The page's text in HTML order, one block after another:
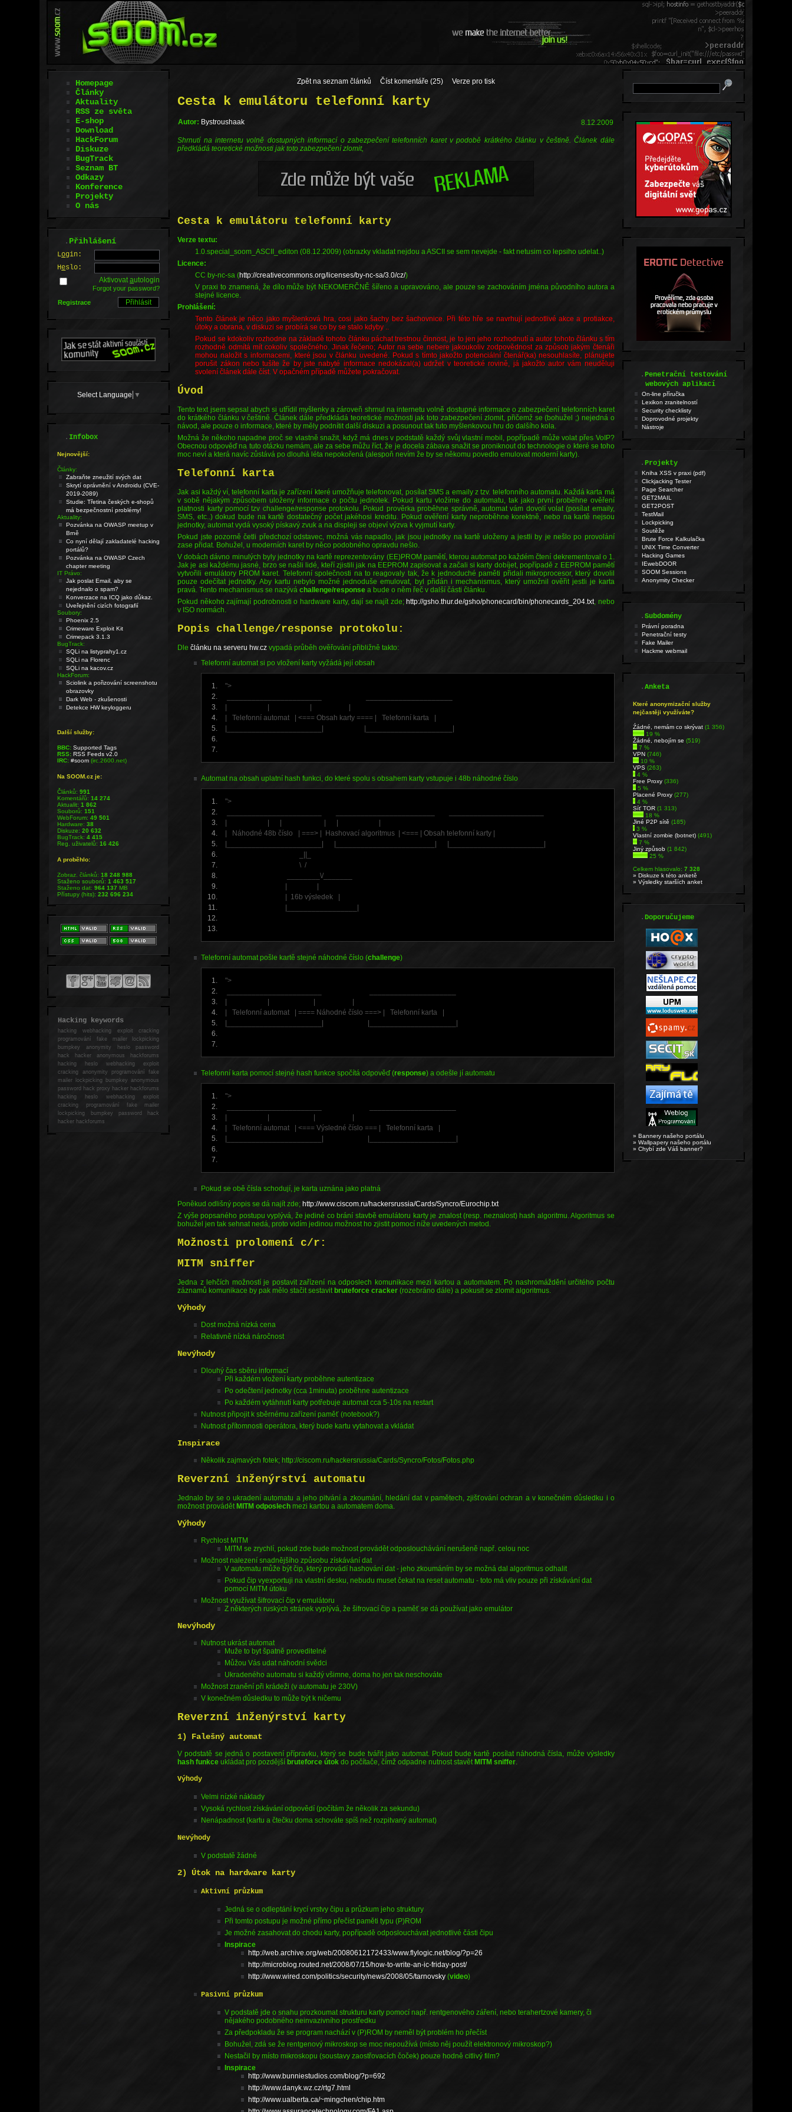
Zpět na seznam článků Číst komentáře (25) Verze pro tisk
Cesta k emulátoru telefonní karty
Autor: Bystroushaak 8.12.2009
Shrnutí na internetu volně dostupných informací o zabezpečení telefonních karet v podobě krátkého článku v češtině. Článek dále
předkládá teoretické možnosti jak toto zabezpečení zlomit,
Cesta k emulátoru telefonní karty
Verze textu:
1.0.special_soom_ASCII_editon (08.12.2009) (obrazky vkladat nejdou a ASCII se sem nevejde - fakt netusim co lepsiho udelat..)
Licence:
CC by-nc-sa (http://creativecommons.org/licenses/by-nc-sa/3.0/cz/)
V praxi to znamená, že dílo může být NEKOMERČNĚ šířeno a upravováno, ale pouze se zachováním jména původního autora a
stejné licence.
Prohlášení:
Tento článek je něco jako myšlenková hra, cosi jako šachy bez šachovnice. Při této hře se navrhují jednotlivé akce a protiakce,
útoky a obrana, v diskuzi se probírá se co by se stalo kdyby ..
Pokud se kdokoliv rozhodne na základě tohoto článku páchat trestnou činnost, je to jen jeho rozhodnutí a autor tohoto článku s tím
rozhodně odmítá mít cokoliv společného. Jinak řečeno; Autor na sebe nebere jakoukoliv zodpovědnost za způsob jakým čtenáři
mohou naložit s informacemi, které jsou v článku uvedené. Pokud s tímto jakožto potenciální čtenář(ka) nesouhlasíte, plánujete
porušit zákon nebo tušíte že by jste nabyté informace nedokázal(a) udržet v teoretické rovině, já jakožto autor vám neuděluji
svolení článek dále číst. V opačném případě můžete pokračovat.
Úvod
Tento text jsem sepsal abych si utřídil myšlenky a zároveň shrnul na internetu volně dostupné informace o zabezpečení telefonních karet
do krátkého článku v češtině. Článek dále předkládá teoretické možnosti jak toto zabezpečení zlomit, přičemž se (bohužel ;) nejedná o
návod, ale pouze o informace, které by měly podnítit další diskuzi a posunout tak tuto myšlenkovou hru do dalšího kola.
Možná že někoho napadne proč se vlastně snažit, když má dnes v podstatě každý svůj vlastní mobil, popřípadě může volat přes VoIP?
Obecnou odpověď na tuto otázku nemám, ale za sebe můžu říct, že je docela zábava snažit se proniknout do technologie o které se toho
moc neví a která navíc zůstává po dlouhá léta nepokořená (alespoň nevím že by se někomu povedlo emulovat moderní karty).
Telefonní karta
Jak asi každý ví, telefonní karta je zařízení které umožňuje telefonovat, posílat SMS a emaily z tzv. telefonního automatu. Každá karta má
v sobě nějakým způsobem uloženy informace o počtu jednotek. Pokud kartu vložíme do automatu, tak jako první proběhne ověření
platnosti karty pomocí tzv challenge/response protokolu. Pokud prověrka proběhne správně, automat vám dovolí volat (posílat emaily,
SMS, etc..) dokud bude na kartě dostatečný počet jakéhosi kreditu. Pokud ověření karty neproběhne korektně, nebo na kartě nejsou
jednotky, automat vydá vysoký pískavý zvuk a na displeji se objeví výzva k vyjmutí karty.
Pokud jste pozorně četli předchozí odstavec, možná vás napadlo, jak jsou jednotky na kartě uloženy a jestli by je nešlo po provolání
zase přidat. Bohužel, u moderních karet by něco podobného opravdu nešlo.
V dobách dávno minulých byly jednotky na kartě reprezentovány (EE)PROM pamětí, kterou automat po každém čtení dekrementoval o 1.
Jak je asi každému jasné, brzo se našli lidé, kteří zjistili jak na EEPROM zapisovat a začali si karty dobíjet, popřípadě z EEPROM pamětí
vytvořili emulátory PROM karet. Telefonní společnosti na to reagovaly tak, že k jednoduché paměti přidali mikroprocesor, který dovolil
pouze odečítat jednotky. Aby kartu nebylo možné jednoduše emulovat, byl přidán i mechanismus, který umožnil ověřit jestli je karta
pravá. Tento mechanismus se nazýváchallenge/response a bude o něm řeč v další části článku.
Pokud někoho zajímají podrobnosti o hardware karty, dají se najít zde; http://gsho.thur.de/gsho/phonecard/bin/phonecards_204.txt, nebo
v ISO normách.
Popis challenge/response protokolu:
Dlečlánku na serveru hw.cz vypadá průběh ověřování přibližně takto:
Telefonní automat si po vložení karty vyžádá její obsah
">
| Telefonní automat | <=== Obsah karty ==== | Telefonní karta |
Automat na obsah uplatní hash funkci, do které spolu s obsahem karty vstupuje i 48b náhodné číslo
">
| Náhodné 48b číslo | ===> | Hashovací algoritmus | <=== | Obsah telefonní karty |
\ /
________\/_______
| 16b výsledek |
Telefonní automat pošle kartě stejné náhodné číslo (challenge)
">
| Telefonní automat | ==== Náhodné číslo ===> | Telefonní karta |
Telefonní karta pomocí stejné hash funkce spočítá odpověď (response) a odešle jí automatu
">
| Telefonní automat | <=== Výsledné číslo === | Telefonní karta |
Pokud se obě čísla schodují, je karta uznána jako platná
Poněkud odlišný popis se dá najít zde; http://www.ciscom.ru/hackersrussia/Cards/Syncro/Eurochip.txt
Z výše popsaného postupu vyplývá, že jediné co brání stavbě emulátoru karty je znalost (resp. neznalost) hash algoritmu. Algoritmus se
bohužel jen tak sehnat nedá, proto vidím jedinou možnost ho zjistit pomocí níže uvedených metod.
Možnosti prolomení c/r:
MITM sniffer
Jedna z lehčích možností je postavit zařízení na odposlech komunikace mezi kartou a automatem. Po nashromáždění určitého počtu
záznamů komunikace by pak mělo stačit sestavitbruteforce cracker (rozebráno dále) a pokusit se zlomit algoritmus.
Výhody
Dost možná nízká cena
Relativně nízká náročnost
Nevýhody
Dlouhý čas sběru informací
Při každém vložení karty proběhne autentizace
Po odečtení jednotky (cca 1minuta) proběhne autentizace
Po každém vytáhnutí karty potřebuje automat cca 5-10s na restart
Nutnost připojit k sběrnému zařízení paměť (notebook?)
Nutnost přítomnosti operátora, který bude kartu vytahovat a vkládat
Inspirace
Několik zajmavých fotek; http://ciscom.ru/hackersrussia/Cards/Syncro/Fotos/Fotos.php
Reverzní inženýrství automatu
Jednalo by se o ukradení automatu a jeho pitvání a zkoumání, hledání dat v pamětech, zjišťování ochran a v konečném důsledku i o
možnost provádětMITM odposlech mezi kartou a automatem doma.
Výhody
Rychlost MITM
MITM se zrychlí, pokud zde bude možnost provádět odposlouchávání nerušeně např. celou noc
Možnost nalezení snadnějšího způsobu získávání dat
V automatu může být čip, který provádí hashování dat - jeho zkoumáním by se možná dal algoritmus odhalit
Pokud čip vyexportuji na vlastní desku, nebudu muset čekat na reset automatu - toto má vliv pouze při získávání dat
pomocí MITM útoku
Možnost využívat šifrovací čip v emulátoru
Z některých ruských stránek vyplývá, že šifrovací čip a paměť se dá používat jako emulátor
Nevýhody
Nutnost ukrást automat
Muže to byt špatně proveditelné
Můžou Vás udat náhodní svědci
Ukradeného automatu si každý všimne, doma ho jen tak neschováte
Možnost zranění při krádeži (v automatu je 230V)
V konečném důsledku to může být k ničemu
Reverzní inženýrství karty
1) Falešný automat
V podstatě se jedná o postavení přípravku, který se bude tvářit jako automat. Pokud bude kartě posílat náhodná čísla, může výsledky
hash funkce ukládat pro pozdějšíbruteforce útok do počítače, čímž odpadne nutnost stavětMITM sniffer
Výhody
Velmi nízké náklady
Vysoká rychlost získávání odpovědí (počítám že několik za sekundu)
Nenápadnost (kartu a čtečku doma schováte spíš než rozpitvaný automat)
Nevýhody
V podstatě žádné
2) Útok na hardware karty
Aktivní průzkum
Jedná se o odleptání krycí vrstvy čipu a průzkum jeho struktury
Při tomto postupu je možné přímo přečíst paměti typu (P)ROM
Je možné zasahovat do chodu karty, popřípadě odposlouchávat jednotlivé části čipu
Inspirace
http://web.archive.org/web/20080612172433/www.flylogic.net/blog/?p=26
http://microblog.routed.net/2008/07/15/how-to-write-an-ic-friday-post/
http://www.wired.com/politics/security/news/2008/05/tarnovsky (video)
Pasivní průzkum
V podstatě jde o snahu prozkoumat strukturu karty pomocí např. rentgenového záření, nebo terahertzové kamery, či
nějakého podobného neinvazivního prostředku
Za předpokladu že se program nachází v (P)ROM by neměl být problém ho přečíst
Bohužel, zdá se že rentgenový mikroskop se moc nepoužívá (místo něj použít elektronový mikroskop?)
Nestačil by místo mikroskopu (soustavy zaostřovacích čoček) pouze hodně citlivý film?
Inspirace
http://www.bunniestudios.com/blog/?p=692
http://www.danyk.wz.cz/rtg7.html
http://www.ualberta.ca/~mingchen/chip.htm
Homepage
Články
Aktuality
RSS ze světa
E-shop
Download
HackForum
Diskuze
BugTrack
Seznam BT
Odkazy
Konference
Projekty
O nás
.Přihlášení
Login:
Heslo:
Aktivovatautologin
Forgot your password?
Registrace
Select Language ▼
.Infobox
Nejnovější:
Články:
Zabraňte zneužití svých dat
Skrytí oprávnění v Androidu (CVE-
2019-2089)
Studie: Třetina českých e-shopů
má bezpečnostní problémy!
Aktuality:
Pozvánka na OWASP meetup v
Brně
Co nyní dělají zakladatelé hacking
portálů?
Pozvánka na OWASP Czech
chapter meeting
IT Právo:
Jak poslat Email, aby se
nejednalo o spam?
Konverzace na ICQ jako důkaz.
Uveřejnění cizích fotografií
Soubory:
Phoenix 2.5
Crimeware Exploit Kit
Crimepack 3.1.3
BugTrack:
SQLi na listyprahy1.cz
SQLi na Florenc
SQLi na kacov.cz
HackForum:
Sciolink a pořizování screenshotu
obrazovky
Dark Web - zkušenosti
Detekce HW keyloggeru
Další služby:
BBC: Supported Tags
RSS: RSS Feeds v2.0
IRC: #soom(irc.2600.net)
Na SOOM.cz je:
Článků:991
Komentářů:14 274
Aktualit:1 862
Souborů:151
WebForum:49 501
Hardware:38
Diskuze:20 632
BugTrack:4 415
Reg. uživatelů:16 426
A proběhlo:
Zobraz. článků:18 248 988
Staženo souborů:1 463 517
Staženo dat:964 137MB
Přístupy (hits):232 696 234
Hacking keywords
hackingwebhacking exploit cracking
programování fake mailer lockpicking
bumpkey anonymity heslo password
hackhacker anonymous hackforums
hackingheslo webhacking exploit
cracking anonymity programování fake
mailer lockpicking bumpkey anonymous
password hack proxy hacker hackforums
hacking heslo webhacking exploit
cracking programování fake mailer
lockpicking bumpkey password hack
hackerhackforums
.Penetrační testování
webových aplikací
On-line příručka
Lexikon zranitelností
Security checklisty
Doprovodné projekty
Nástroje
.Projekty
Kniha XSS v praxi (pdf)
Clickjacking Tester
Page Searcher
GET2MAIL
GET2POST
TestMail
Lockpicking
Soutěže
Brute Force Kalkulačka
UNIX Time Converter
Hacking Games
IEwebDOOR
SOOM Sessions
Anonymity Checker
.Subdomény
Právní poradna
Penetrační testy
Fake Mailer
Hackme webmail
.Anketa
Které anonymizační služby
nejčastěji využíváte?
Źádné, nemám co skrývat(1 356)
19 %
Žádné, nebojím se(519)
7 %
VPN(746)
10 %
VPS(263)
4 %
Free Proxy(336)
5 %
Placené Proxy(277)
4 %
Síť TOR(1 313)
18 %
Jiné P2P sítě(185)
3 %
Vlastní zombie (botnet)(491)
7 %
Jiný způsob(1 842)
25 %
Celkem hlasovalo:7 328
» Diskuze k této anketě
» Výsledky starších anket
.Doporučujeme
» Bannery našeho portálu
» Wallpapery našeho portálu
» Chybí zde Váš banner?